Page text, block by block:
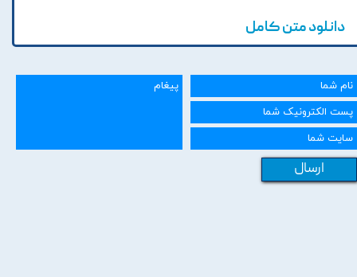
دانلود متن کامل
ارسال